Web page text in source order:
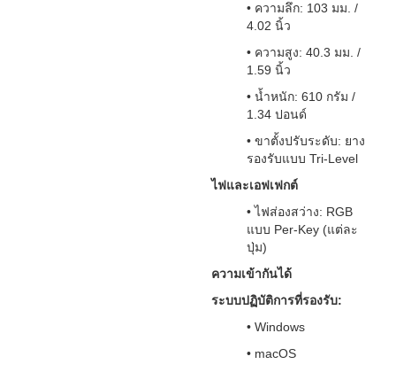
• ความลึก: 103 มม. /
4.02 นิ้ว
• ความสูง: 40.3 มม. /
1.59 นิ้ว
• น้ำหนัก: 610 กรัม /
1.34 ปอนด์
• ขาตั้งปรับระดับ: ยาง
รองรับแบบ Tri-Level
ไฟและเอฟเฟกต์
• ไฟส่องสว่าง: RGB
แบบ Per-Key (แต่ละ
ปุ่ม)
ความเข้ากันได้
ระบบปฏิบัติการที่รองรับ:
• Windows
• macOS